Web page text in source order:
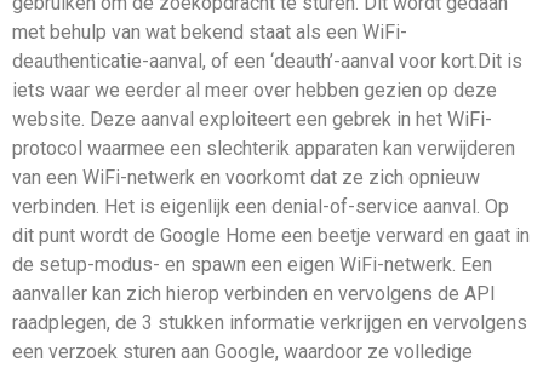
met behulp van wat bekend staat als een WiFi-
deauthenticatie-aanval, of een ‘deauth’-aanval voor kort.Dit is
iets waar we eerder al meer over hebben gezien op deze
website. Deze aanval exploiteert een gebrek in het WiFi-
protocol waarmee een slechterik apparaten kan verwijderen
van een WiFi-netwerk en voorkomt dat ze zich opnieuw
verbinden. Het is eigenlijk een denial-of-service aanval. Op
dit punt wordt de Google Home een beetje verward en gaat in
de setup-modus- en spawn een eigen WiFi-netwerk. Een
aanvaller kan zich hierop verbinden en vervolgens de API
raadplegen, de 3 stukken informatie verkrijgen en vervolgens
een verzoek sturen aan Google, waardoor ze volledige